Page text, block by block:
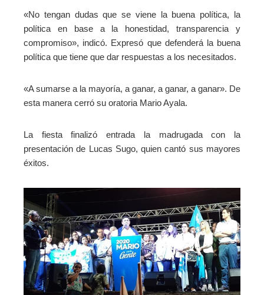
«No tengan dudas que se viene la buena política, la
política en base a la honestidad, transparencia y
compromiso», indicó. Expresó que defenderá la buena
política que tiene que dar respuestas a los necesitados.
«A sumarse a la mayoría, a ganar, a ganar, a ganar». De
esta manera cerró su oratoria Mario Ayala.
La fiesta finalizó entrada la madrugada con la
presentación de Lucas Sugo, quien cantó sus mayores
éxitos.